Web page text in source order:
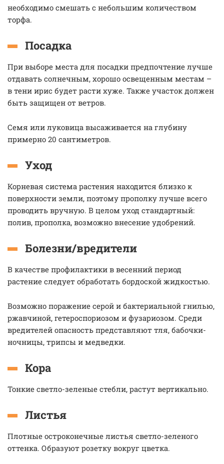
необходимо смешать с небольшим количеством
торфа.
Посадка
При выборе места для посадки предпочтение лучше
отдавать солнечным, хорошо освещенным местам –
в тени ирис будет расти хуже. Также участок должен
быть защищен от ветров.
Семя или луковица высаживается на глубину
примерно 20 сантиметров.
Уход
Корневая система растения находится близко к
поверхности земли, поэтому прополку лучше всего
проводить вручную. В целом уход стандартный:
полив, прополка, возможно внесение удобрений.
Болезни/вредители
В качестве профилактики в весенний период
растение следует обработать бордоской жидкостью.
Возможно поражение серой и бактериальной гнилью,
ржавчиной, гетероспориозом и фузариозом. Среди
вредителей опасность представляют тля, бабочки-
ночницы, трипсы и медведки.
Кора
Тонкие светло-зеленые стебли, растут вертикально.
Листья
Плотные остроконечные листья светло-зеленого
оттенка. Образуют розетку вокруг цветка.